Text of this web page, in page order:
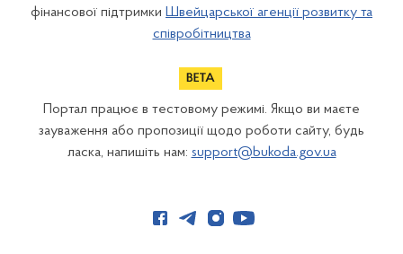
фінансової підтримки Швейцарської агенції розвитку та
співробітництва
Портал працює в тестовому режимі. Якщо ви маєте
зауваження або пропозиції щодо роботи сайту, будь
ласка, напишіть нам: support@bukoda.gov.ua